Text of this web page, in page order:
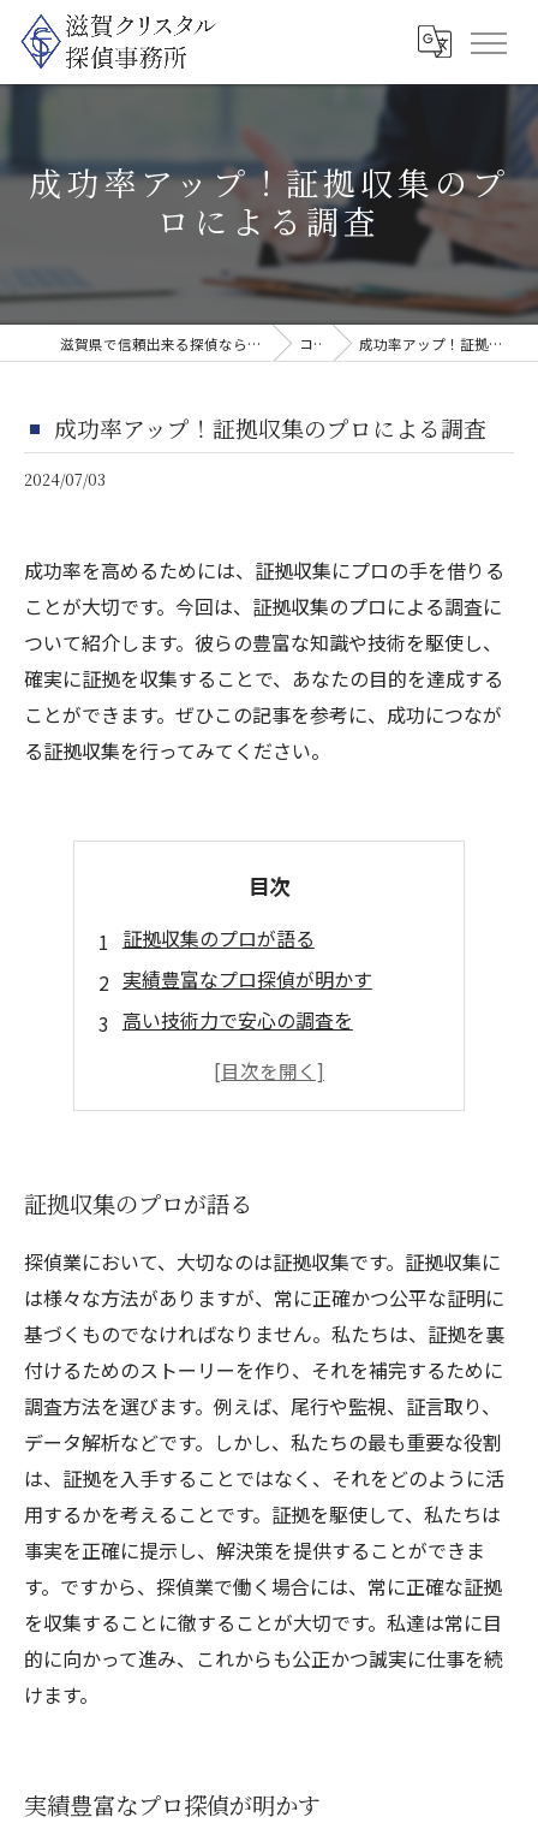
成功率アップ！証拠収集のプ
ロによる調査
滋賀県で信頼出来る探偵なら滋賀クリスタル探偵事務所 コラム 成功率アップ！証拠収集のプロによる調査
成功率アップ！証拠収集のプロによる調査
2024/07/03
成功率を高めるためには、証拠収集にプロの手を借りる
ことが大切です。今回は、証拠収集のプロによる調査に
ついて紹介します。彼らの豊富な知識や技術を駆使し、
確実に証拠を収集することで、あなたの目的を達成する
ことができます。ぜひこの記事を参考に、成功につなが
る証拠収集を行ってみてください。
目次
証拠収集のプロが語る
実績豊富なプロ探偵が明かす
高い技術力で安心の調査を
緊急時にも対応可能
証拠収集のプロが語る
探偵業において、大切なのは証拠収集です。証拠収集に
は様々な方法がありますが、常に正確かつ公平な証明に
基づくものでなければなりません。私たちは、証拠を裏
付けるためのストーリーを作り、それを補完するために
調査方法を選びます。例えば、尾行や監視、証言取り、
データ解析などです。しかし、私たちの最も重要な役割
は、証拠を入手することではなく、それをどのように活
用するかを考えることです。証拠を駆使して、私たちは
事実を正確に提示し、解決策を提供することができま
す。ですから、探偵業で働く場合には、常に正確な証拠
を収集することに徹することが大切です。私達は常に目
的に向かって進み、これからも公正かつ誠実に仕事を続
けます。
実績豊富なプロ探偵が明かす